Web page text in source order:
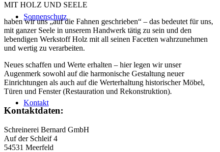
Sonnenschutz
Kontakt
MIT HOLZ UND SEELE
haben wir uns „auf die Fahnen geschrieben“ – das bedeutet für uns,
mit ganzer Seele in unserem Handwerk tätig zu sein und den
lebendigen Werkstoff Holz mit all seinen Facetten wahrzunehmen
und wertig zu verarbeiten.
Neues schaffen und Werte erhalten – hier legen wir unser
Augenmerk sowohl auf die harmonische Gestaltung neuer
Einrichtungen als auch auf die Werterhaltung historischer Möbel,
Türen und Fenster (Restauration und Rekonstruktion).
Kontaktdaten:
Schreinerei Bernard GmbH
Auf der Schleif 4
54531 Meerfeld